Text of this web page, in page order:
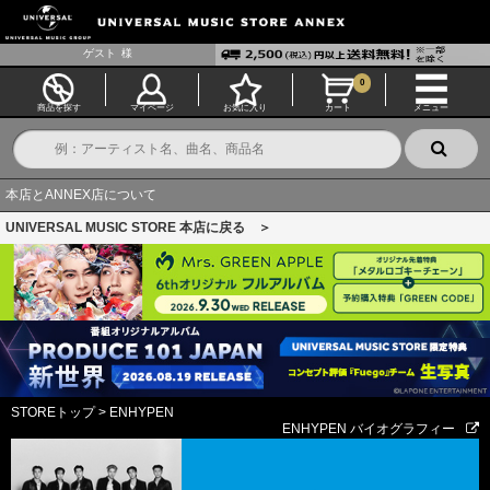
ゲスト 様
商品を探す マイページ お気に入り カート
0
メニュー
本店とANNEX店について
UNIVERSAL MUSIC STORE 本店に戻る ＞
STOREトップ> ENHYPEN
ENHYPEN バイオグラフィー